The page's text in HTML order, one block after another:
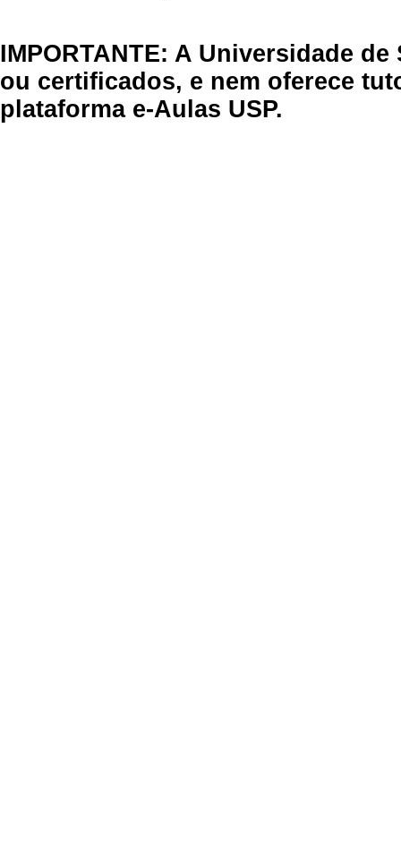
IMPORTANTE: A Universidade
ou certificados, e nem oferece
plataforma e-Aulas USP.